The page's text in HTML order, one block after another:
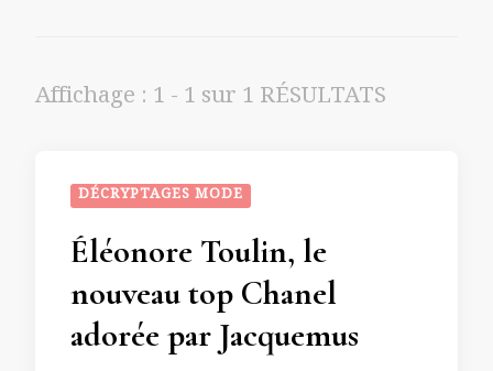
Affichage : 1 - 1 sur 1 RÉSULTATS
DÉCRYPTAGES MODE
Éléonore Toulin, le
nouveau top Chanel
adorée par Jacquemus